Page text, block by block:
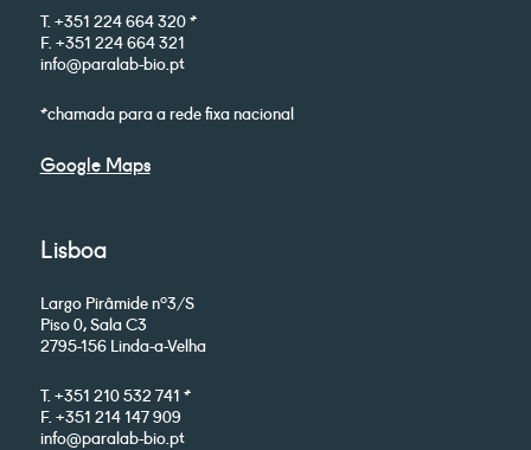
T. +351 224 664 320 *
F. +351 224 664 321
info@paralab-bio.pt
*chamada para a rede fixa nacional
Google Maps
Lisboa
Largo Pirâmide nº3/S
Piso 0, Sala C3
2795-156 Linda-a-Velha
T. +351 210 532 741 *
F. +351 214 147 909
info@paralab-bio.pt